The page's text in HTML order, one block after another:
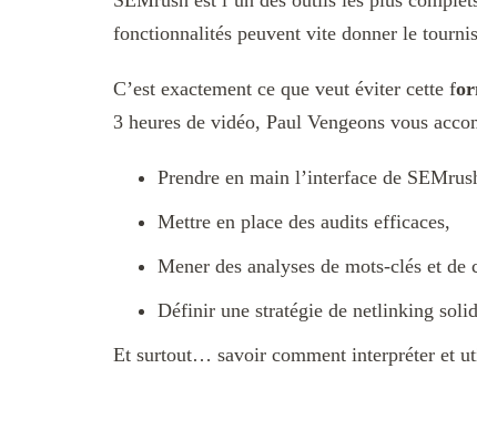
fonctionnalités peuvent vite donner le
C’est exactement ce que veut éviter cette f
3 heures de vidéo, Paul Vengeons vous
Prendre en main l’interface de
Mettre en place des audits efficaces,
Mener des analyses de mots-clés et de
Définir une stratégie de netlinking
Et surtout… savoir comment interpréter et